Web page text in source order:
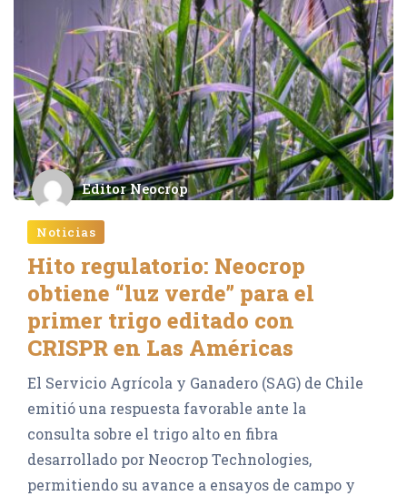
Editor Neocrop
Noticias
Hito regulatorio: Neocrop
obtiene “luz verde” para el
primer trigo editado con
CRISPR en Las Américas
El Servicio Agrícola y Ganadero (SAG) de Chile
emitió una respuesta favorable ante la
consulta sobre el trigo alto en fibra
desarrollado por Neocrop Technologies,
permitiendo su avance a ensayos de campo y